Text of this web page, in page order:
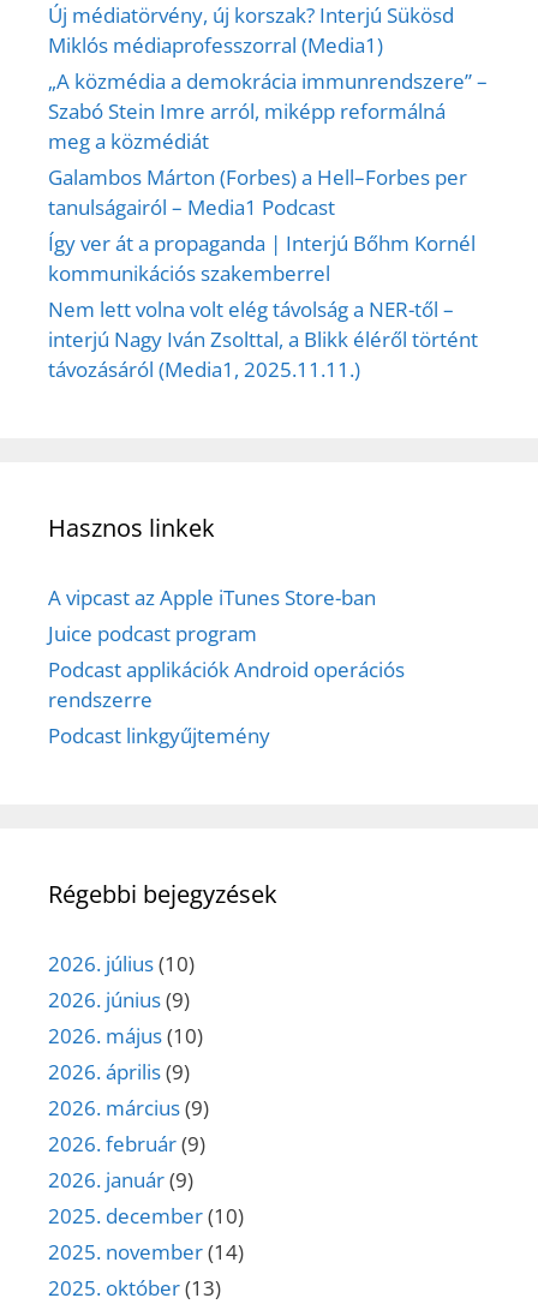
Új médiatörvény, új korszak? Interjú Sükösd
Miklós médiaprofesszorral (Media1)
„A közmédia a demokrácia immunrendszere” –
Szabó Stein Imre arról, miképp reformálná
meg a közmédiát
Galambos Márton (Forbes) a Hell–Forbes per
tanulságairól – Media1 Podcast
Így ver át a propaganda | Interjú Bőhm Kornél
kommunikációs szakemberrel
Nem lett volna volt elég távolság a NER-től –
interjú Nagy Iván Zsolttal, a Blikk éléről történt
távozásáról (Media1, 2025.11.11.)
Hasznos linkek
A vipcast az Apple iTunes Store-ban
Juice podcast program
Podcast applikációk Android operációs
rendszerre
Podcast linkgyűjtemény
Régebbi bejegyzések
2026. július(10)
2026. június(9)
2026. május(10)
2026. április(9)
2026. március(9)
2026. február(9)
2026. január(9)
2025. december(10)
2025. november(14)
2025. október(13)